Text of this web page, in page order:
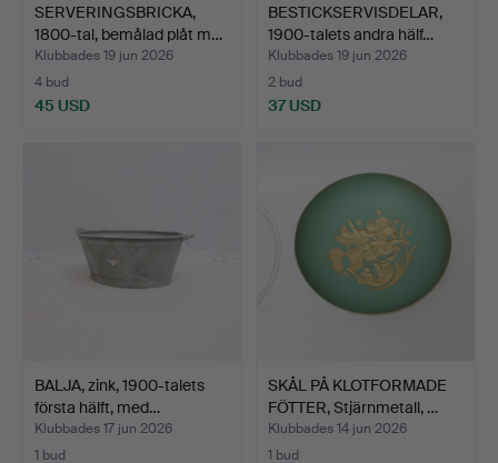
SERVERINGSBRICKA,
1800-tal, bemålad plåt m…
Klubbades 19 jun 2026
4 bud
45 USD
BESTICKSERVISDELAR,
1900-talets andra hälf…
Klubbades 19 jun 2026
2 bud
37 USD
BALJA, zink, 1900-talets
första hälft, med…
Klubbades 17 jun 2026
1 bud
SKÅL PÅ KLOTFORMADE
FÖTTER, Stjärnmetall, …
Klubbades 14 jun 2026
1 bud